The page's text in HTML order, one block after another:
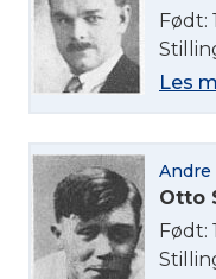
Født:
Les
Andre
Otto
Født: